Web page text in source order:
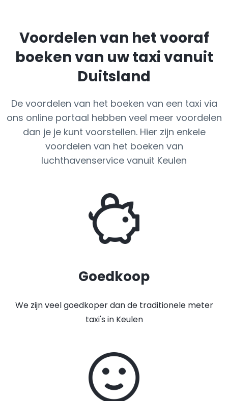
Voordelen van het vooraf
boeken van uw taxi vanuit
Duitsland
De voordelen van het boeken van een taxi via
ons online portaal hebben veel meer voordelen
dan je je kunt voorstellen. Hier zijn enkele
voordelen van het boeken van
luchthavenservice vanuit Keulen
Goedkoop
We zijn veel goedkoper dan de traditionele meter
taxi's in Keulen